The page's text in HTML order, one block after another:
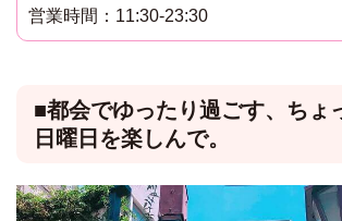
営業時間：11:30-23:30
■都会でゆったり過ごす、ちょ
日曜日を楽しんで。